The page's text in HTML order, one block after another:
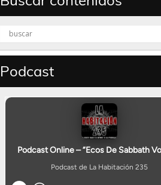
Podcast